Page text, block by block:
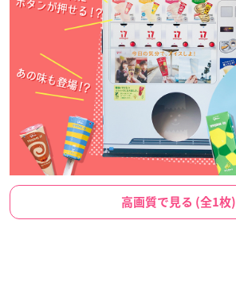
高画質で見る (全1枚)